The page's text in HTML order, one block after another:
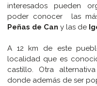
interesados pueden
poder conocer las
Peñas de Can y las de
A 12 km de este
localidad que es
castillo. Otra
donde además de ser